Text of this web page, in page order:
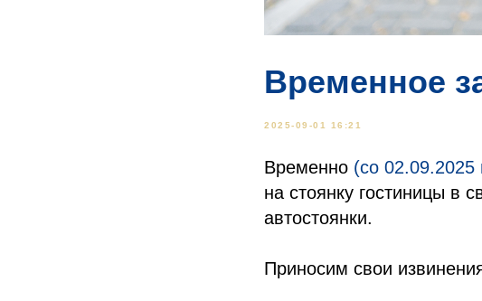
Временное
2025-09-01 16:21
Временно (со 02.09.2025
на стоянку гостиницы в
автостоянки.
Приносим свои